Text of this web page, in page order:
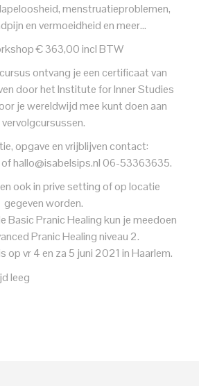
menstruatieproblemen,
en vermoeidheid en meer…
€ 363,00 incl BTW
ontvang je een certificaat van
door het Institute for Inner Studies
je wereldwijd mee kunt doen aan
vervolgcursussen.
opgave en vrijblijven contact:
hallo@isabelsips.nl 06-53363635.
ook in prive setting of op locatie
gegeven worden.
Basic Pranic Healing kun je meedoen
Pranic Healing niveau 2.
op vr 4 en za 5 juni 2021 in Haarlem.
leeg